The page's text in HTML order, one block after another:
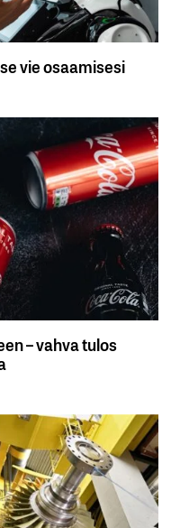
vie osaamisesi
– vahva tulos